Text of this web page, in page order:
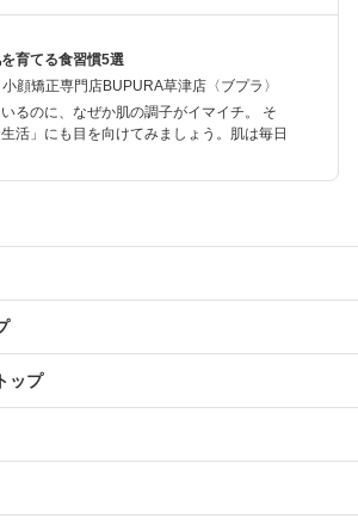
を育てる食習慣5選
顔矯正専門店BUPURA草津店〈ブプラ〉
るのに、なぜか肌の調子がイマイチ。 そ
活」にも目を向けてみましょう。肌は毎日
ップ